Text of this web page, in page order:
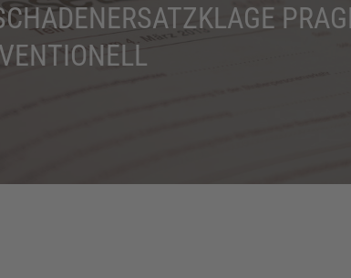
UND MAKLERRECHT